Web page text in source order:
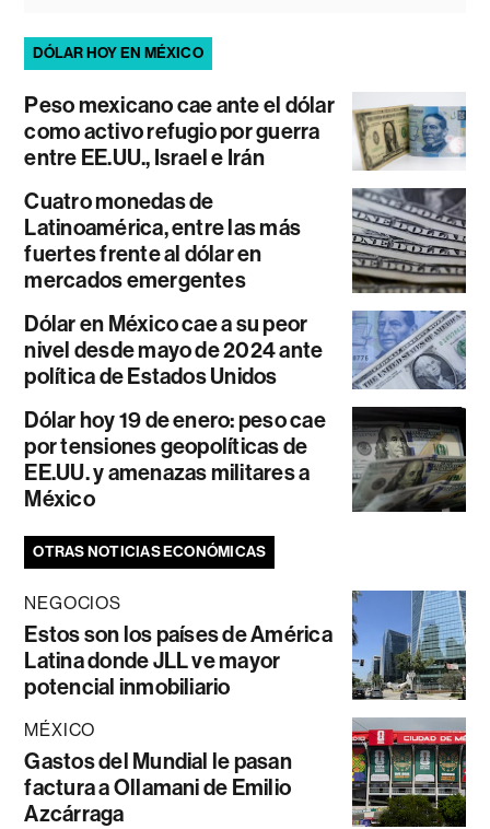
DÓLAR HOY EN MÉXICO
Peso mexicano cae ante el dólar
como activo refugio por guerra
entre EE.UU., Israel e Irán
Cuatro monedas de
Latinoamérica, entre las más
fuertes frente al dólar en
mercados emergentes
Dólar en México cae a su peor
nivel desde mayo de 2024 ante
política de Estados Unidos
Dólar hoy 19 de enero: peso cae
por tensiones geopolíticas de
EE.UU. y amenazas militares a
México
OTRAS NOTICIAS ECONÓMICAS
NEGOCIOS
Estos son los países de América
Latina donde JLL ve mayor
potencial inmobiliario
MÉXICO
Gastos del Mundial le pasan
factura a Ollamani de Emilio
Azcárraga